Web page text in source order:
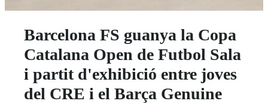
Barcelona FS guanya la Copa
Catalana Open de Futbol Sala
i partit d'exhibició entre joves
del CRE i el Barça Genuine